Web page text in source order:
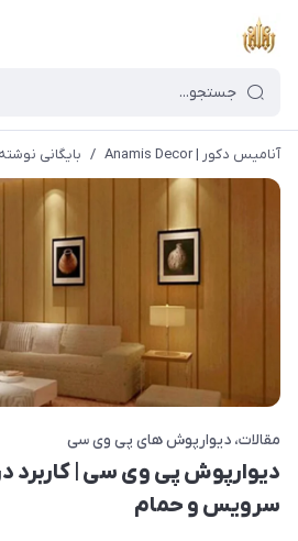
آنامیس دکور | Anamis Decor / بایگانی
مقالات دیوارپوش های پی وی سی
دیوارپوش پی وی سی | کاربرد
سرویس و حمام